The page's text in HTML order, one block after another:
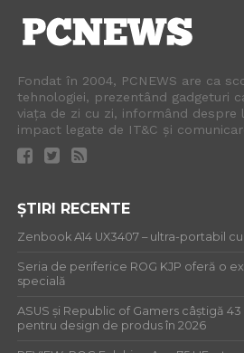
Fondat în 2004, PCNEWS are ca
tehnologiei, prezentând gadgeturi
viața de zi cu zi, informând despre
impact legate de IT&C și
ȘTIRI RECENTE
Zenbook A14 UX3407 – ultra-portabil
Seria de periferice ROG KJP oferă o
specială
ASUS și Republic of Gamers câștigă
pentru design de produs în 2026